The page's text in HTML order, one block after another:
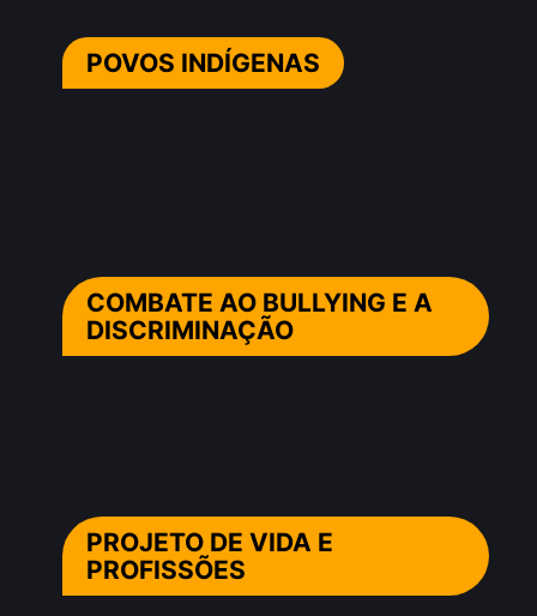
POVOS INDÍGENAS
COMBATE AO BULLYING E A
DISCRIMINAÇÃO
PROJETO DE VIDA E
PROFISSÕES